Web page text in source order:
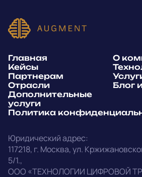
Написать в
Политика
Юридический адрес:
117218, г. Москва,ул.
5/1.,
ООО «ТЕХНОЛОГИИ ЦИФРОВОЙ
Главная
О
Кейсы
Партнерам
Отрасли
Блог
Дополнительные
услуги
Политика
E-mail
Telegram
E-mail
Напишите, какие специалисты, в
срочно нужны на ваш проект
Прикрепить файл